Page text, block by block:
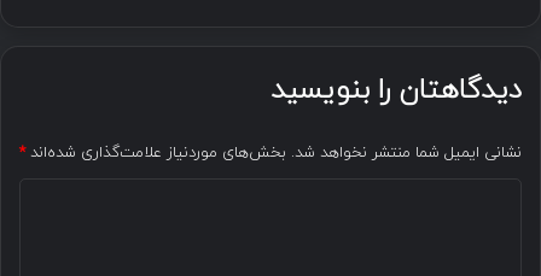
دیدگاهتان را بنویسید
نشانی ایمیل شما منتشر نخواهد شد. بخش‌های موردنیاز علامت‌گذاری شده‌اند*